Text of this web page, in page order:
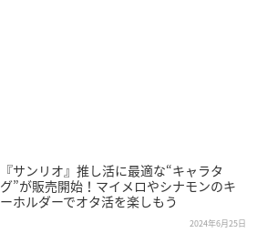
『サンリオ』推し活に最適な“キャラタ
グ”が販売開始！マイメロやシナモンのキ
ーホルダーでオタ活を楽しもう
2024年6月25日